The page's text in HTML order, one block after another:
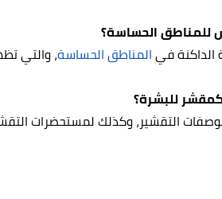
الحساسة؟
الداكنة فيالمناطق الحساسة، والتي
للبشرة؟
التقشير، وكذلك لمستحضرات التقشير